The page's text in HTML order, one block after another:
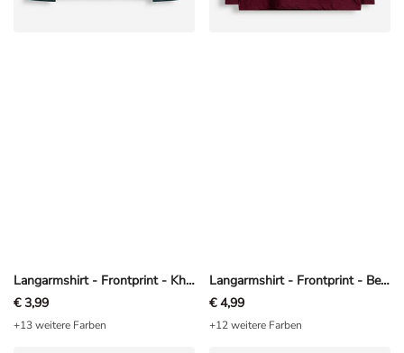
Langarmshirt - Frontprint - Khaki
€ 3,99
+13 weitere Farben
Langarmshirt - Frontprint - Beere
€ 4,99
+12 weitere Farben